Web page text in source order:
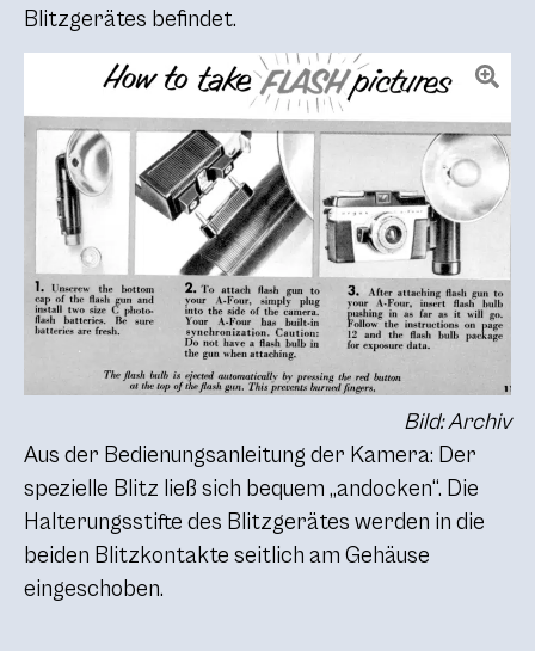
Blitzgerätes befindet.
Bild: Archiv
Aus der Bedienungsanleitung der Kamera: Der
spezielle Blitz ließ sich bequem „andocken“. Die
Halterungsstifte des Blitzgerätes werden in die
beiden Blitzkontakte seitlich am Gehäuse
eingeschoben.